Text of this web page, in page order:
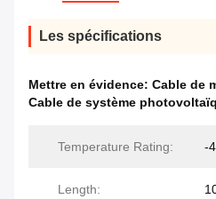
Les spécifications
Mettre en évidence: Cable de
Cable de système
Temperature Rating: -
Length: